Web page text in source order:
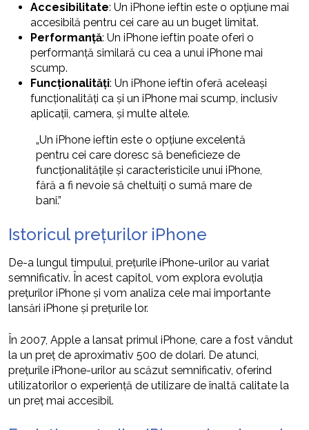
Accesibilitate: Un iPhone ieftin este o opțiune mai
accesibilă pentru cei care au un buget limitat.
Performanță: Un iPhone ieftin poate oferi o
performanță similară cu cea a unui iPhone mai
scump.
Funcționalități: Un iPhone ieftin oferă aceleași
funcționalități ca și un iPhone mai scump, inclusiv
aplicații, camera, și multe altele.
„Un iPhone ieftin este o opțiune excelentă
pentru cei care doresc să beneficieze de
funcționalitățile și caracteristicile unui iPhone,
fără a fi nevoie să cheltuiți o sumă mare de
bani.”
Istoricul prețurilor iPhone
De-a lungul timpului, prețurile iPhone-urilor au variat
semnificativ. În acest capitol, vom explora evoluția
prețurilor iPhone și vom analiza cele mai importante
lansări iPhone și prețurile lor.
În 2007, Apple a lansat primul iPhone, care a fost vândut
la un preț de aproximativ 500 de dolari. De atunci,
prețurile iPhone-urilor au scăzut semnificativ, oferind
utilizatorilor o experiență de utilizare de înaltă calitate la
un preț mai accesibil.